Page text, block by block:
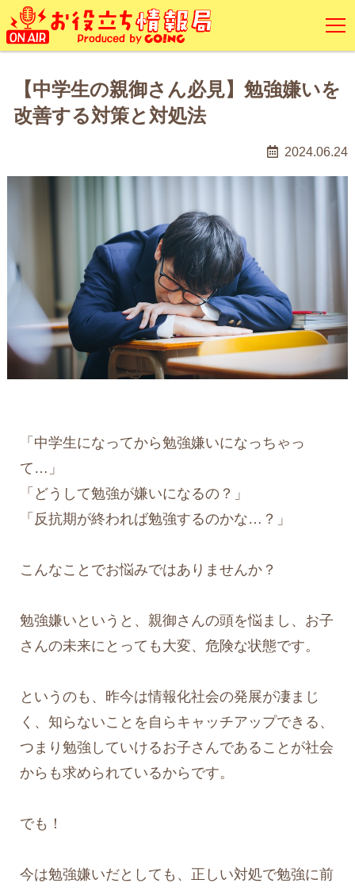
【中学生の親御さん必見】勉強嫌いを
改善する対策と対処法
2024.06.24
「中学生になってから勉強嫌いになっちゃっ
て…」
「どうして勉強が嫌いになるの？」
「反抗期が終われば勉強するのかな…？」
こんなことでお悩みではありませんか？
勉強嫌いというと、親御さんの頭を悩まし、お子
さんの未来にとっても大変、危険な状態です。
というのも、昨今は情報化社会の発展が凄まじ
く、知らないことを自らキャッチアップできる、
つまり勉強していけるお子さんであることが社会
からも求められているからです。
でも！
今は勉強嫌いだとしても、正しい対処で勉強に前